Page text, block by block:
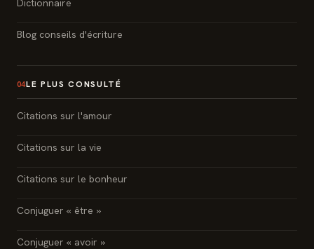
Dictionnaire
Blog conseils d'écriture
04LE PLUS CONSULTÉ
Citations sur l'amour
Citations sur la vie
Citations sur le bonheur
Conjuguer « être »
Conjuguer « avoir »